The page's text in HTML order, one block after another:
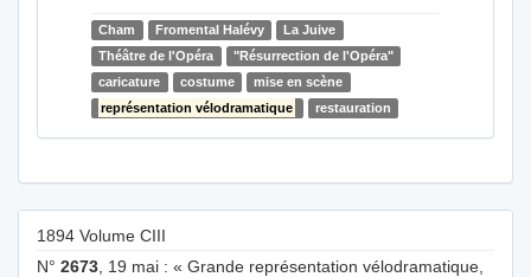
Cham Fromental Halévy
La Juive
Théâtre de l'Opéra
"Résurrection de l'Opéra"
caricature
costume
mise en scène
représentation vélodramatique
restauration
1894 Volume CIII
N° 2673 , 19 mai : « Grande représentation vélodramatique,